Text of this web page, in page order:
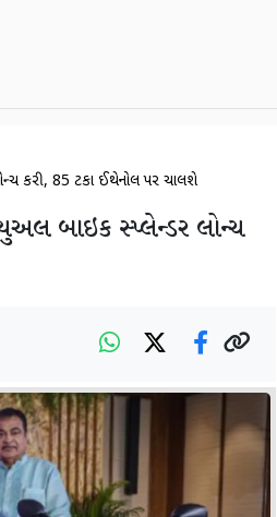
કરી, 85 ટકા ઈથેનોલ પર ચાલશે
બાઇક સ્પ્લેન્ડર લોન્ચ